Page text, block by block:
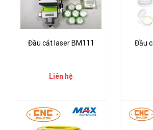
Đầu cắt laser BM111
Liên hệ
Đầu